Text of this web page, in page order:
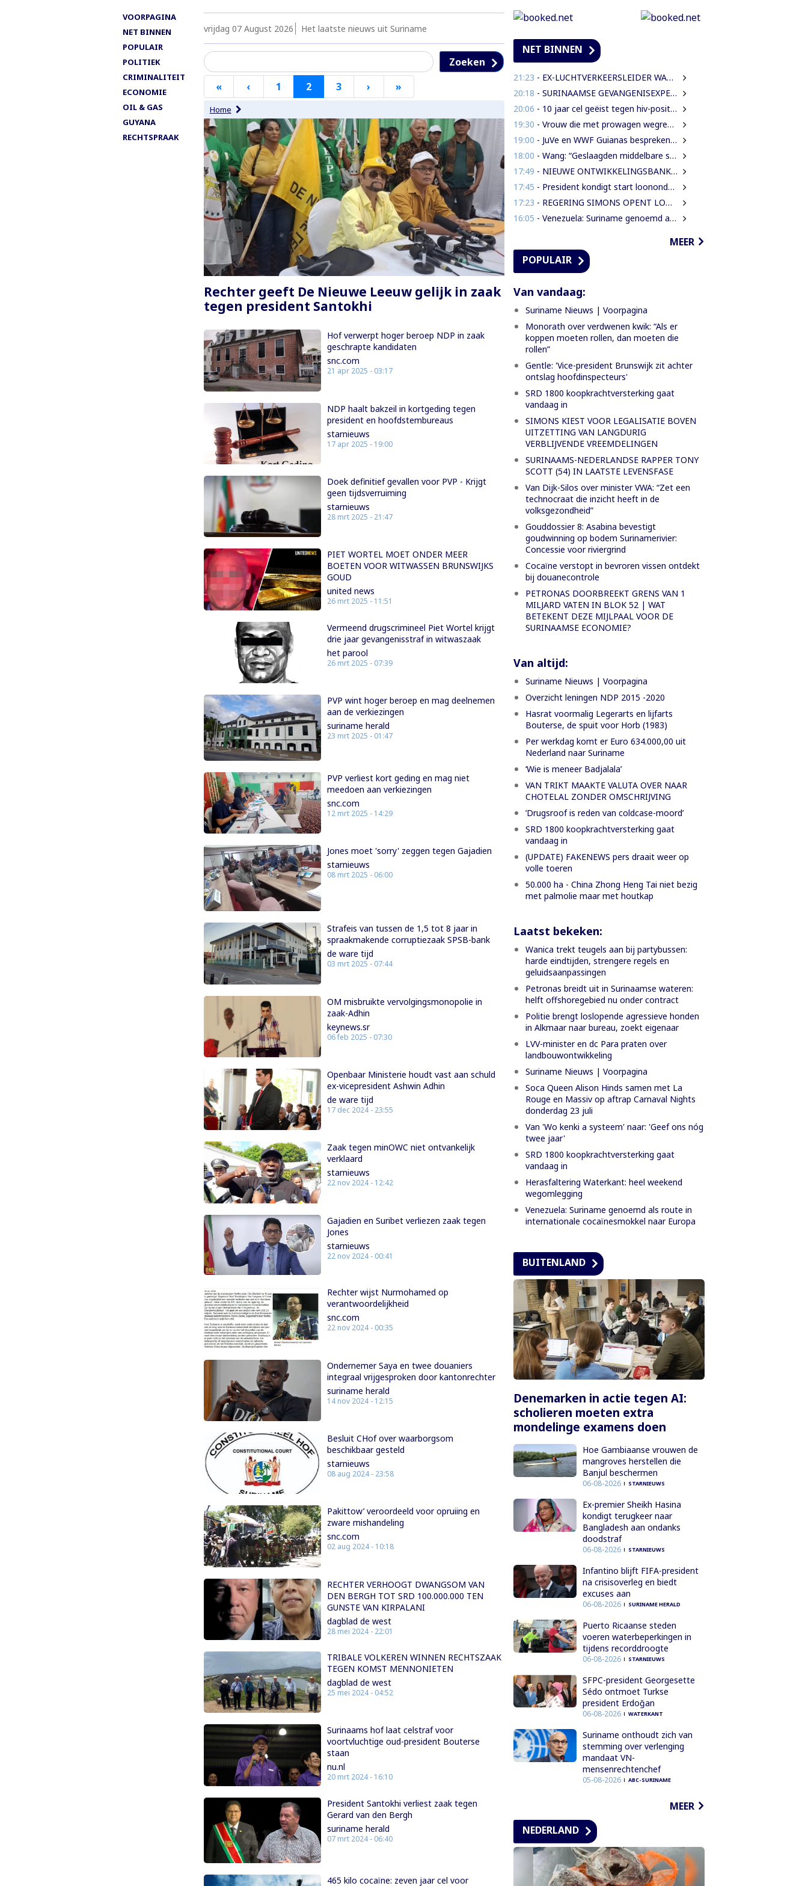
VOORPAGINA
NET BINNEN
POPULAIR
POLITIEK
CRIMINALITEIT
ECONOMIE
OIL & GAS
GUYANA
RECHTSPRAAK
vrijdag 07 August 2026 Het laatste nieuws uit Suriname
Zoeken
Paginering
«Eerste
pagina
‹ Vorige
pagina
1 2 3 › Volgende
pagina
»
pagina
Home
Rechter geeft De Nieuwe Leeuw gelijk in zaak
tegen president Santokhi
Hof verwerpt hoger beroep NDP in zaak
geschrapte kandidaten
snc.com
21 apr 2025 - 03:17
NDP haalt bakzeil in kortgeding tegen
president en hoofdstembureaus
starnieuws
17 apr 2025 - 19:00
Doek definitief gevallen voor PVP - Krijgt
geen tijdsverruiming
starnieuws
28 mrt 2025 - 21:47
PIET WORTEL MOET ONDER MEER
BOETEN VOOR WITWASSEN BRUNSWIJKS
GOUD
united news
26 mrt 2025 - 11:51
Vermeend drugscrimineel Piet Wortel krijgt
drie jaar gevangenisstraf in witwaszaak
het parool
26 mrt 2025 - 07:39
PVP wint hoger beroep en mag deelnemen
aan de verkiezingen
suriname herald
23 mrt 2025 - 01:47
PVP verliest kort geding en mag niet
meedoen aan verkiezingen
snc.com
12 mrt 2025 - 14:29
Jones moet 'sorry' zeggen tegen Gajadien
starnieuws
08 mrt 2025 - 06:00
Strafeis van tussen de 1,5 tot 8 jaar in
spraakmakende corruptiezaak SPSB-bank
de ware tijd
03 mrt 2025 - 07:44
OM misbruikte vervolgingsmonopolie in
zaak-Adhin
keynews.sr
06 feb 2025 - 07:30
Openbaar Ministerie houdt vast aan schuld
ex-vicepresident Ashwin Adhin
de ware tijd
17 dec 2024 - 23:55
Zaak tegen minOWC niet ontvankelijk
verklaard
starnieuws
22 nov 2024 - 12:42
Gajadien en Suribet verliezen zaak tegen
Jones
starnieuws
22 nov 2024 - 00:41
Rechter wijst Nurmohamed op
verantwoordelijkheid
snc.com
22 nov 2024 - 00:35
Ondernemer Saya en twee douaniers
integraal vrijgesproken door kantonrechter
suriname herald
14 nov 2024 - 12:15
Besluit CHof over waarborgsom
beschikbaar gesteld
starnieuws
08 aug 2024 - 23:58
Pakittow’ veroordeeld voor opruiing en
zware mishandeling
snc.com
02 aug 2024 - 10:18
RECHTER VERHOOGT DWANGSOM VAN
DEN BERGH TOT SRD 100.000.000 TEN
GUNSTE VAN KIRPALANI
dagblad de west
28 mei 2024 - 22:01
TRIBALE VOLKEREN WINNEN RECHTSZAAK
TEGEN KOMST MENNONIETEN
dagblad de west
25 mei 2024 - 04:52
Surinaams hof laat celstraf voor
voortvluchtige oud-president Bouterse
staan
nu.nl
20 mrt 2024 - 16:10
President Santokhi verliest zaak tegen
Gerard van den Bergh
suriname herald
07 mrt 2024 - 06:40
465 kilo cocaïne: zeven jaar cel voor
NET BINNEN
21:23 - EX-LUCHTVERKEERSLEIDER WAARSCHUWT VOOR RISICO’S VLIEGVEILIGHEID
20:18 - SURINAAMSE GEVANGENISEXPERTS ONDERSTEUNEN JEUGDINRICHTING CURAÇAO
20:06 - 10 jaar cel geëist tegen hiv-positieve man voor vrijheidsberoving, mishandeling en verkrachting van sekswerkster
19:30 - Vrouw die met prowagen wegreed blijft achter tralies
19:00 - JuVe en WWF Guianas bespreken samenwerking rond natuurbescherming
18:00 - Wang: “Geslaagden middelbare school moeten 450 SRD betalen om diploma te ontvangen”
17:49 - NIEUWE ONTWIKKELINGSBANK MOET GUYANESE BEDRIJVEN KLAARSTOMEN OM BUITENLANDSE BEDRIJVEN TE VERVANGEN
17:45 - President kondigt start loononderhandelingen met vakbonden aan
17:23 - REGERING SIMONS OPENT LOONONDERHANDELINGEN MET OVERHEIDSVAKBONDEN NA LICHTE FINANCIËLE ADEMRUIMTE
16:05 - Venezuela: Suriname genoemd als route in internationale cocaïnesmokkel naar Europa
MEER
POPULAIR
Van vandaag:
Suriname Nieuws | Voorpagina
Monorath over verdwenen kwik: “Als er
koppen moeten rollen, dan moeten die
rollen”
Gentle: 'Vice-president Brunswijk zit achter
ontslag hoofdinspecteurs'
SRD 1800 koopkrachtversterking gaat
vandaag in
SIMONS KIEST VOOR LEGALISATIE BOVEN
UITZETTING VAN LANGDURIG
VERBLIJVENDE VREEMDELINGEN
SURINAAMS-NEDERLANDSE RAPPER TONY
SCOTT (54) IN LAATSTE LEVENSFASE
Van Dijk-Silos over minister VWA: “Zet een
technocraat die inzicht heeft in de
volksgezondheid”
Gouddossier 8: Asabina bevestigt
goudwinning op bodem Surinamerivier:
Concessie voor riviergrind
Cocaïne verstopt in bevroren vissen ontdekt
bij douanecontrole
PETRONAS DOORBREEKT GRENS VAN 1
MILJARD VATEN IN BLOK 52 | WAT
BETEKENT DEZE MIJLPAAL VOOR DE
SURINAAMSE ECONOMIE?
Van altijd:
Suriname Nieuws | Voorpagina
Overzicht leningen NDP 2015 -2020
Hasrat voormalig Legerarts en lijfarts
Bouterse, de spuit voor Horb (1983)
Per werkdag komt er Euro 634.000,00 uit
Nederland naar Suriname
‘Wie is meneer Badjalala’
VAN TRIKT MAAKTE VALUTA OVER NAAR
CHOTELAL ZONDER OMSCHRIJVING
’Drugsroof is reden van coldcase-moord’
SRD 1800 koopkrachtversterking gaat
vandaag in
(UPDATE) FAKENEWS pers draait weer op
volle toeren
50.000 ha - China Zhong Heng Tai niet bezig
met palmolie maar met houtkap
Laatst bekeken:
Wanica trekt teugels aan bij partybussen:
harde eindtijden, strengere regels en
geluidsaanpassingen
Petronas breidt uit in Surinaamse wateren:
helft offshoregebied nu onder contract
Politie brengt loslopende agressieve honden
in Alkmaar naar bureau, zoekt eigenaar
LVV-minister en dc Para praten over
landbouwontwikkeling
Suriname Nieuws | Voorpagina
Soca Queen Alison Hinds samen met La
Rouge en Massiv op aftrap Carnaval Nights
donderdag 23 juli
Van 'Wo kenki a systeem' naar: 'Geef ons nóg
twee jaar'
SRD 1800 koopkrachtversterking gaat
vandaag in
Herasfaltering Waterkant: heel weekend
wegomlegging
Venezuela: Suriname genoemd als route in
internationale cocaïnesmokkel naar Europa
BUITENLAND
Denemarken in actie tegen AI:
scholieren moeten extra
mondelinge examens doen
Hoe Gambiaanse vrouwen de
mangroves herstellen die
Banjul beschermen
06-08-2026 STARNIEUWS
Ex-premier Sheikh Hasina
kondigt terugkeer naar
Bangladesh aan ondanks
doodstraf
06-08-2026 STARNIEUWS
Infantino blijft FIFA-president
na crisisoverleg en biedt
excuses aan
06-08-2026 SURINAME HERALD
Puerto Ricaanse steden
voeren waterbeperkingen in
tijdens recorddroogte
06-08-2026 STARNIEUWS
SFPC-president Georgesette
Sédo ontmoet Turkse
president Erdoğan
06-08-2026 WATERKANT
Suriname onthoudt zich van
stemming over verlenging
mandaat VN-
mensenrechtenchef
05-08-2026 ABC-SURINAME
MEER
NEDERLAND